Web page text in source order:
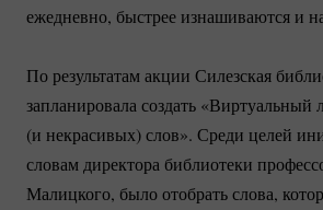
ежедневно, быстрее изнашиваются и
По результатам акции Силезская
запланировала создать «Виртуальный
(и некрасивых) слов». Среди целей
словам директора библиотеки
Малицкого, было отобрать слова,